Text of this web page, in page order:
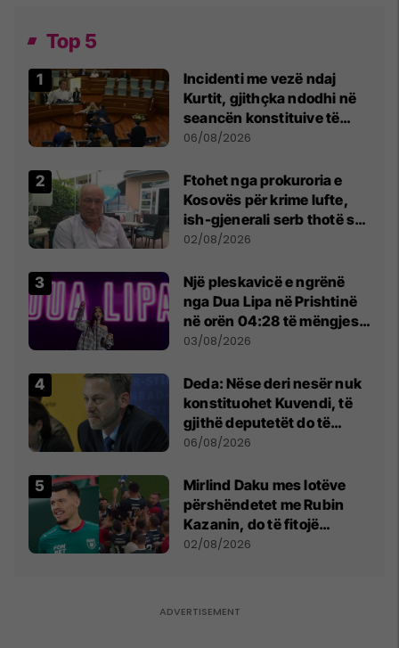
Top 5
Incidenti me vezë ndaj
Kurtit, gjithçka ndodhi në
seancën konstituive të
Kuvendit
06/08/2026
Ftohet nga prokuroria e
Kosovës për krime lufte,
ish-gjenerali serb thotë se
dikush e tradhtoi në
02/08/2026
Një pleskavicë e ngrënë
nga Dua Lipa në Prishtinë
në orën 04:28 të mëngjesit
- dhe bota digjitale serbe
03/08/2026
Deda: Nëse deri nesër nuk
konstituohet Kuvendi, të
gjithë deputetët do të
bëjnë shkelje të rëndë
06/08/2026
Mirlind Daku mes lotëve
përshëndetet me Rubin
Kazanin, do të fitojë
miliona te Spartak Moska
02/08/2026